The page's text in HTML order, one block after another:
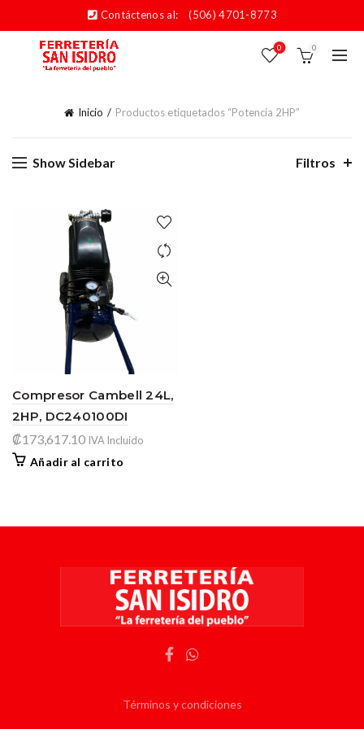
Contáctenos al: (506) 4701-8773
0 0
Inicio Productos etiquetados “Potencia 2HP”
Show Sidebar Filtros
Compresor Cambell 24L,
2HP, DC240100DI
₡173,617.10 IVA Incluido
Añadir al carrito
Términos y condiciones